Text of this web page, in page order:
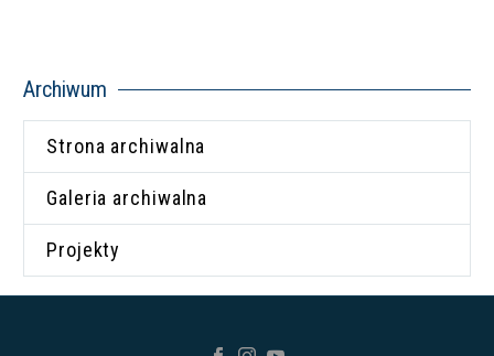
Archiwum
Strona archiwalna
Galeria archiwalna
Projekty